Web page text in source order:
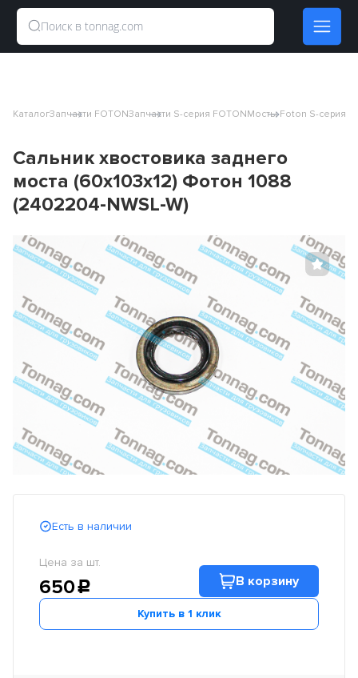
КаталогЗапчасти FOTONЗапчасти S-серия FOTONМосты Foton S-серия
Сальник хвостовика заднего
моста (60х103х12) Фотон 1088
(2402204-NWSL-W)
Есть в наличии
Цена за шт.
650c В корзину
Купить в 1 клик